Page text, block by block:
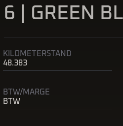
6 | GREEN
KILOMETERSTAND
48.383
BTW/MARGE
BTW